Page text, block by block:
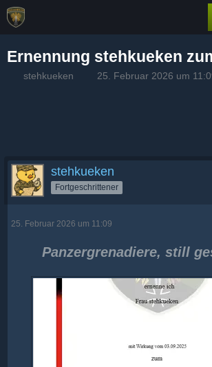
Ernennung stehkueken
stehkueken 25. Februar 2026 um
stehkueken
Fortgeschrittener
25. Februar 2026 um 11:09
Panzergrenadiere, still